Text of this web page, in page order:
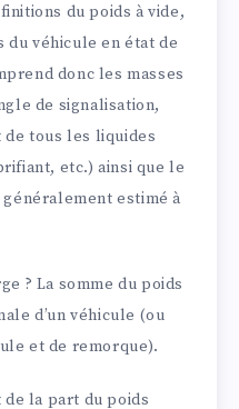
du poids à vide,
du véhicule en état de
donc les masses
de signalisation,
tous les liquides
etc.) ainsi que le
estimé à
? La somme du poids
d’un véhicule (ou
et de remorque).
de la part du poids